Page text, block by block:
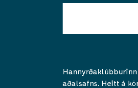
aðalsafns. Heitt á